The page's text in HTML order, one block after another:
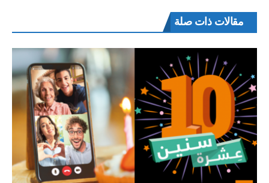
مقالات ذات صلة